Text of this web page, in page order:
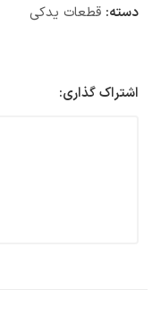
دسته: قطعات یدکی
اشتراک گذاری: